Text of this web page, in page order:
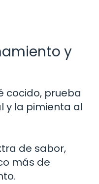
y
cocido, prueba
y la pimienta al
de sabor,
más de